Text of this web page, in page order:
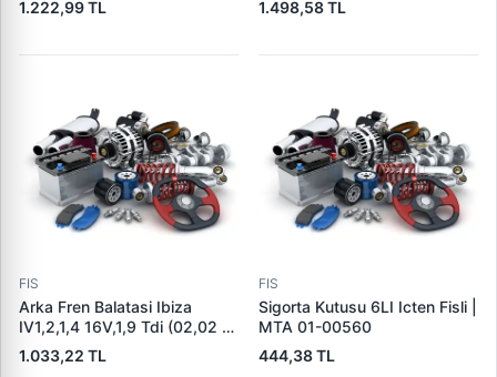
OEM 5810159A00
1.222,99 TL
(Aksesuarli+Ikaz
0986494170 | OEM 6C11
1.498,58 TL
FIS
Arka Fren Balatasi Ibiza
IV1,2,1,4 16V,1,9 Tdi (02,02 )
POLO10 / 01> (Fisli) | LPR
05P853 | OEM 6Q0698451
1.033,22 TL
FIS
Sigorta Kutusu 6LI Icten Fisli |
MTA 01-00560
444,38 TL